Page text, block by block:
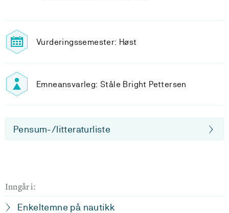
Vurderingssemester: Høst
Emneansvarleg: Ståle Bright Pettersen
Pensum-/litteraturliste
Inngår i:
Enkeltemne på nautikk